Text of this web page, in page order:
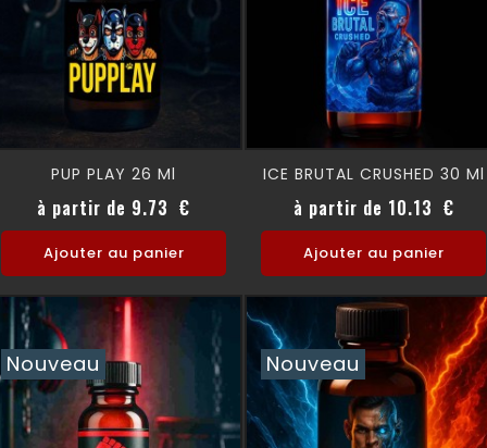
PUP PLAY 26 Ml
à partir de 9.73 €
Ajouter au panier
ICE BRUTAL CRUSHED 30 Ml
à partir de 10.13 €Prix
Ajouter au panier
Nouveau Nouveau